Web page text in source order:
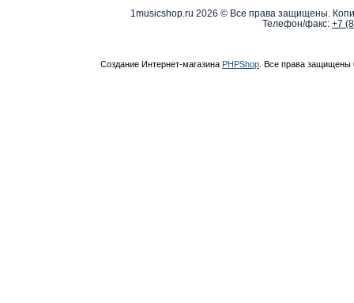
1musicshop.ru 2026 © Все права защищены.
Телефон/факс: +7
Создание Интернет-магазина PHPShop . Все права защищены